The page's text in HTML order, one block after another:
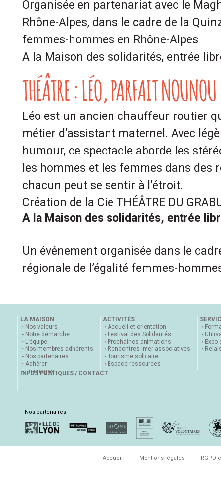
Organisée en partenariat avec le
Rhône-Alpes, dans le cadre de la
femmes-hommes en Rhône-Alpes
A la Maison des solidarités, entrée
THÉÂTRE : LÉO, PARFAIT NOUNOU
Léo est un ancien chauffeur routier
métier d’assistant maternel. Avec
humour, ce spectacle aborde les
les hommes et les femmes dans des
chacun peut se sentir à l’étroit.
Création de la Cie THÉÂTRE DU
A la Maison des solidarités, entrée
Un événement organisée dans le
régionale de l’égalité femmes-
LA MAISON
Nos valeurs
Notre démarche
L’équipe
Nos membres adhérents
Nos partenaires
Adhérer
En images
ACTIVITÉS
Accueil et orientation
Festival des Solidarités
Prochaines animations
Rencontres inter-associatives
Tourisme solidaire
Espace ressources
Expo
INFOS PRATIQUES / CONTACT
Nos partenaires
Accueil Mentions légales RGPD